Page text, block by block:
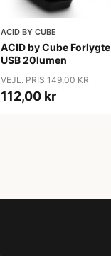
ACID BY CUBE
ACID by Cube Forlygte
USB 20lumen
VEJL. PRIS 149,00 KR
112,00 kr